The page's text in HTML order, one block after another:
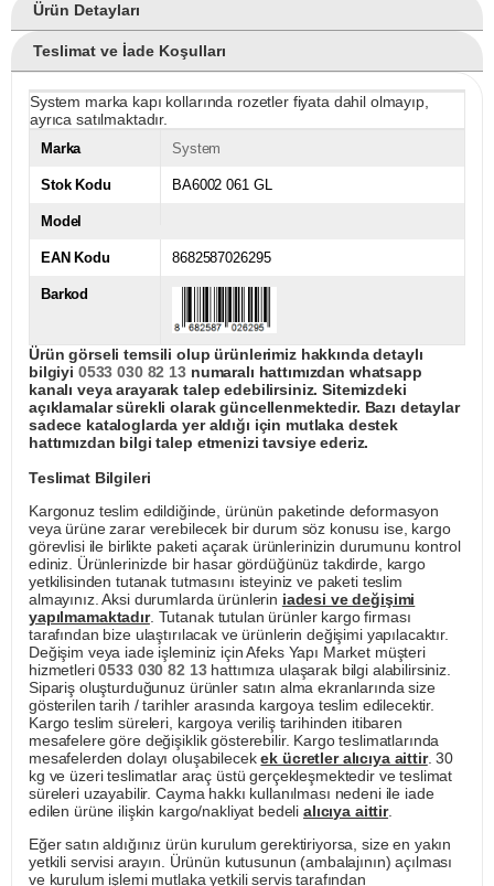
Ürün Detayları
Teslimat ve İade Koşulları
System marka kapı kollarında rozetler fiyata dahil olmayıp,
ayrıca satılmaktadır.
Marka System
Stok Kodu BA6002 061 GL
Model
EAN Kodu 8682587026295
Barkod
Ürün görseli temsili olup ürünlerimiz hakkında detaylı
bilgiyi 0533 030 82 13numaralı hattımızdan whatsapp
kanalı veya arayarak talep edebilirsiniz. Sitemizdeki
açıklamalar sürekli olarak güncellenmektedir. Bazı detaylar
sadece kataloglarda yer aldığı için mutlaka destek
hattımızdan bilgi talep etmenizi tavsiye ederiz.
Teslimat Bilgileri
Kargonuz teslim edildiğinde, ürünün paketinde deformasyon
veya ürüne zarar verebilecek bir durum söz konusu ise, kargo
görevlisi ile birlikte paketi açarak ürünlerinizin durumunu kontrol
ediniz. Ürünlerinizde bir hasar gördüğünüz takdirde, kargo
yetkilisinden tutanak tutmasını isteyiniz ve paketi teslim
almayınız. Aksi durumlarda ürünlerin iadesi ve değişimi
yapılmamaktadır. Tutanak tutulan ürünler kargo firması
tarafından bize ulaştırılacak ve ürünlerin değişimi yapılacaktır.
Değişim veya iade işleminiz için Afeks Yapı Market müşteri
hizmetleri0533 030 82 13hattımıza ulaşarak bilgi alabilirsiniz.
Sipariş oluşturduğunuz ürünler satın alma ekranlarında size
gösterilen tarih / tarihler arasında kargoya teslim edilecektir.
Kargo teslim süreleri, kargoya veriliş tarihinden itibaren
mesafelere göre değişiklik gösterebilir. Kargo teslimatlarında
mesafelerden dolayı oluşabilecekek ücretler alıcıya aittir. 30
kg ve üzeri teslimatlar araç üstü gerçekleşmektedir ve teslimat
süreleri uzayabilir. Cayma hakkı kullanılması nedeni ile iade
edilen ürüne ilişkin kargo/nakliyat bedeli alıcıya aittir.
Eğer satın aldığınız ürün kurulum gerektiriyorsa, size en yakın
yetkili servisi arayın. Ürünün kutusunun (ambalajının) açılması
ve kurulum işlemi mutlaka yetkili servis tarafından